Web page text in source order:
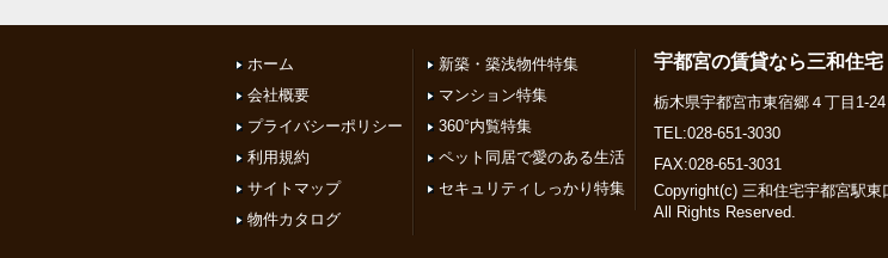
ホーム
会社概要
プライバシーポリシー
利用規約
サイトマップ
物件カタログ
新築・築浅物件特集
マンション特集
360°内覧特集
ペット同居で愛のある生活
セキュリティしっかり特集
宇都宮の賃貸なら三和住宅
栃木県宇都宮市東宿郷４丁目1-24
TEL:028-651-3030
FAX:028-651-3031
Copyright(c) 三和住宅宇都宮駅東
All Rights Reserved.